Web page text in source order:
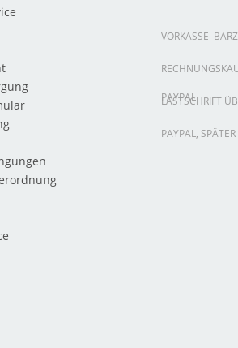
VORKASSE
PAYPAL
LASTSCHRIFT
PAYPAL,